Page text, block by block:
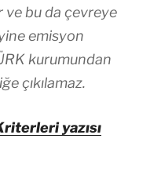
ve bu da çevreye
emisyon
kurumundan
çıkılamaz.
yazısı